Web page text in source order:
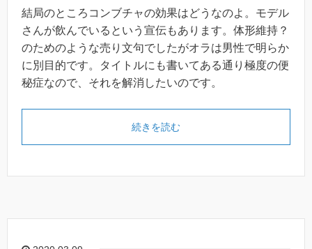
結局のところコンブチャの効果はどうなのよ。モデル
さんが飲んでいるという宣伝もあります。体形維持？
のためのような売り文句でしたがオラは男性で明らか
に別目的です。タイトルにも書いてある通り極度の便
秘症なので、それを解消したいのです。
続きを読む